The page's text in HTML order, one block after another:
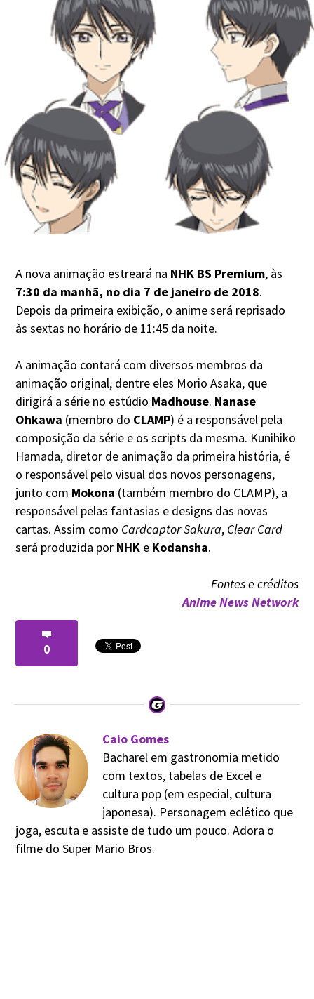
A nova animação estreará na NHK BS Premium, às
7:30 da manhã, no dia 7 de janeiro de 2018.
Depois da primeira exibição, o anime será reprisado
às sextas no horário de 11:45 da noite.
A animação contará com diversos membros da
animação original, dentre eles Morio Asaka, que
dirigirá a série no estúdio Madhouse. Nanase
Ohkawa (membro do CLAMP) é a responsável pela
composição da série e os scripts da mesma. Kunihiko
Hamada, diretor de animação da primeira história, é
o responsável pelo visual dos novos personagens,
junto com Mokona (também membro do CLAMP), a
responsável pelas fantasias e designs das novas
cartas. Assim como Cardcaptor Sakura, Clear Card
será produzida por NHK e Kodansha.
Fontes e créditos
Anime News Network
0
Caio Gomes
Bacharel em gastronomia metido
com textos, tabelas de Excel e
cultura pop (em especial, cultura
japonesa). Personagem eclético que
joga, escuta e assiste de tudo um pouco. Adora o
filme do Super Mario Bros.